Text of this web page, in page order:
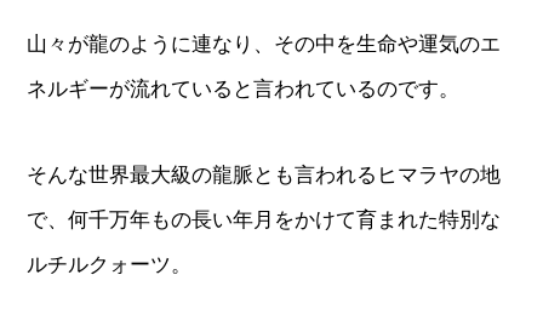
山々が龍のように連なり、その中を生命や運気のエ
ネルギーが流れていると言われているのです。
そんな世界最大級の龍脈とも言われるヒマラヤの地
で、何千万年もの長い年月をかけて育まれた特別な
ルチルクォーツ。